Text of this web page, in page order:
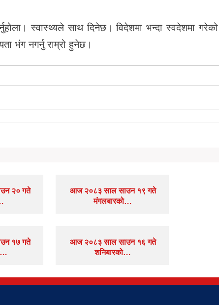
स्वास्थ्यले साथ दिनेछ। विदेशमा भन्दा स्वदेशमा गरेको
भंग नगर्नु राम्रो हुनेछ।
२० गते
आज २०८३ साल साउन १९ गते
मंगलबारको…
१७ गते
आज २०८३ साल साउन १६ गते
शनिबारको…